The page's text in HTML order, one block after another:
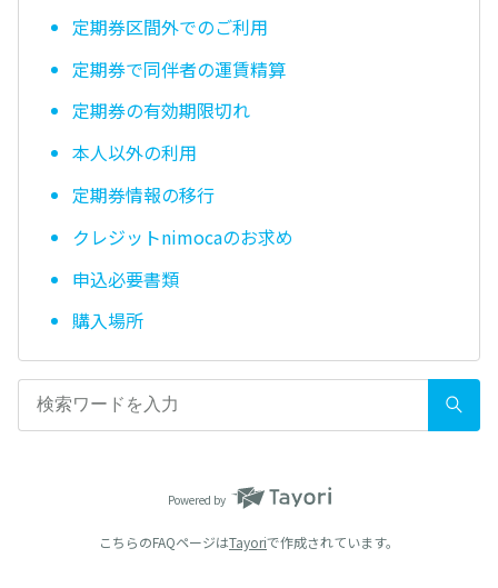
定期券区間外でのご利用
定期券で同伴者の運賃精算
定期券の有効期限切れ
本人以外の利用
定期券情報の移行
クレジットnimocaのお求め
申込必要書類
購入場所
Powered by
こちらのFAQページはTayoriで作成されています。